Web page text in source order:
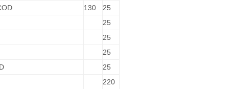
130
25
25
25
25
25
220